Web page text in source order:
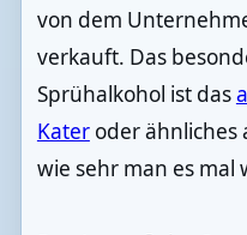
von dem
verkauft. Das
Sprühalkohol ist das
Kateroder ähnliches
wie sehr man es